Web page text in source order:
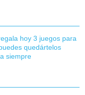
hoy 3 juegos para
quedártelos
siempre